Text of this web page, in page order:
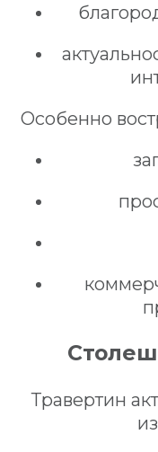
Особенно
Травертин